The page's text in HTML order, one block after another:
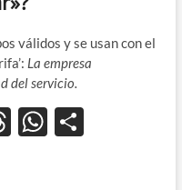
válidos y se usan con el
La empresa
del servicio.
T W